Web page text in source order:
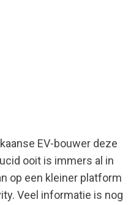
EV-bouwer deze
ooit is immers al in
op een kleiner platform
Veel informatie is nog